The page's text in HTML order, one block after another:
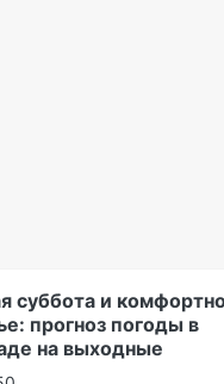
суббота и
прогноз погоды в
на выходные